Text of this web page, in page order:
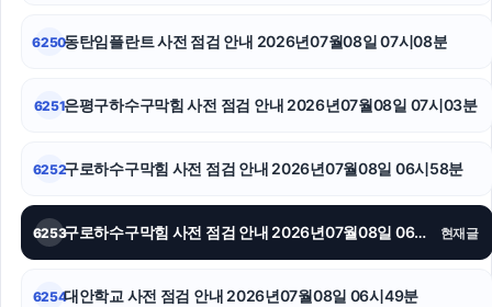
6250동탄임플란트 사전 점검 안내 2026년07월08일 07시08분
6251은평구하수구막힘 사전 점검 안내 2026년07월08일 07시03분
6252구로하수구막힘 사전 점검 안내 2026년07월08일 06시58분
6253 구로하수구막힘 사전 점검 안내 2026년07월08일 06시55분 현재글
6254대안학교 사전 점검 안내 2026년07월08일 06시49분